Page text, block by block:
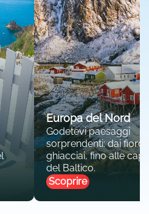
Europa del Nord
Godetevi paesaggi
sorprendenti: dai fiordi
ghiacciai, fino alle
del Baltico.
Scoprire